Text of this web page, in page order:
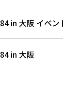
in 大阪 イベン
in 大阪